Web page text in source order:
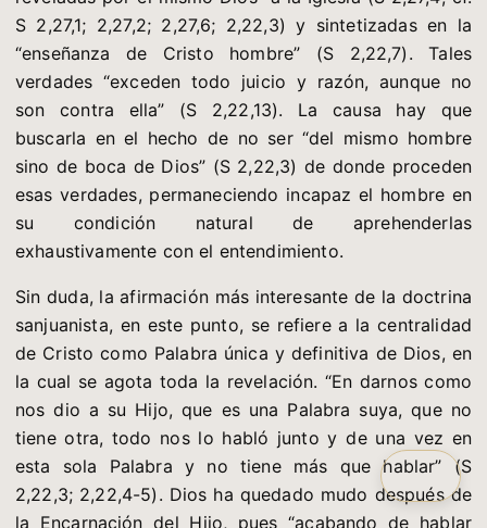
S 2,27,1; 2,27,2; 2,27,6; 2,22,3) y sintetizadas en la
“enseñanza de Cristo hombre” (S 2,22,7). Tales
verdades “exceden todo juicio y razón, aunque no
son contra ella” (S 2,22,13). La causa hay que
buscarla en el hecho de no ser “del mismo hombre
sino de boca de Dios” (S 2,22,3) de donde proceden
esas verdades, permaneciendo incapaz el hombre en
su condición natural de aprehenderlas
exhaustivamente con el entendimiento.
Sin duda, la afirmación más interesante de la doctrina
sanjuanista, en este punto, se refiere a la centralidad
de Cristo como Palabra única y definitiva de Dios, en
la cual se agota toda la revelación. “En darnos como
nos dio a su Hijo, que es una Palabra suya, que no
tiene otra, todo nos lo habló junto y de una vez en
esta sola Palabra y no tiene más que hablar” (S
2,22,3; 2,22,4-5). Dios ha quedado mudo después de
la Encarnación del Hijo, pues “acabando de hablar